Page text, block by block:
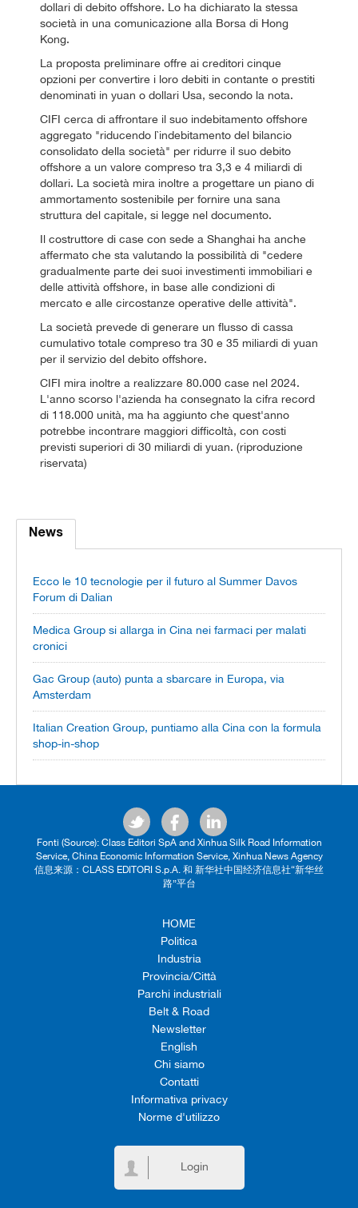
dollari di debito offshore. Lo ha dichiarato la stessa
società in una comunicazione alla Borsa di Hong
Kong.
La proposta preliminare offre ai creditori cinque
opzioni per convertire i loro debiti in contante o prestiti
denominati in yuan o dollari Usa, secondo la nota.
CIFI cerca di affrontare il suo indebitamento offshore
aggregato "riducendo l`indebitamento del bilancio
consolidato della società" per ridurre il suo debito
offshore a un valore compreso tra 3,3 e 4 miliardi di
dollari. La società mira inoltre a progettare un piano di
ammortamento sostenibile per fornire una sana
struttura del capitale, si legge nel documento.
Il costruttore di case con sede a Shanghai ha anche
affermato che sta valutando la possibilità di "cedere
gradualmente parte dei suoi investimenti immobiliari e
delle attività offshore, in base alle condizioni di
mercato e alle circostanze operative delle attività".
La società prevede di generare un flusso di cassa
cumulativo totale compreso tra 30 e 35 miliardi di yuan
per il servizio del debito offshore.
CIFI mira inoltre a realizzare 80.000 case nel 2024.
L'anno scorso l'azienda ha consegnato la cifra record
di 118.000 unità, ma ha aggiunto che quest'anno
potrebbe incontrare maggiori difficoltà, con costi
previsti superiori di 30 miliardi di yuan. (riproduzione
riservata)
News
Ecco le 10 tecnologie per il futuro al Summer Davos
Forum di Dalian
Medica Group si allarga in Cina nei farmaci per malati
cronici
Gac Group (auto) punta a sbarcare in Europa, via
Amsterdam
Italian Creation Group, puntiamo alla Cina con la formula
shop-in-shop
Fonti (Source): Class Editori SpA and Xinhua Silk Road Information
Service, China Economic Information Service, Xinhua News Agency
信息来源：CLASS EDITORI S.p.A. 和 新华社中国经济信息社“新华丝
路”平台
HOME
Politica
Industria
Provincia/Città
Parchi industriali
Belt & Road
Newsletter
English
Chi siamo
Contatti
Informativa privacy
Norme d'utilizzo
Login